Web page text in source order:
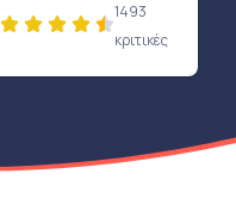
1493
κριτικές